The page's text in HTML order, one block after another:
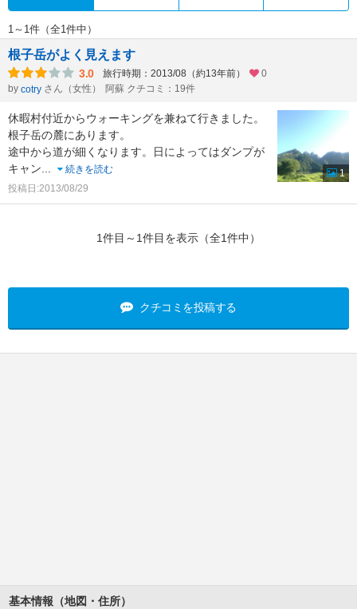
1～1件（全1件中）
根子岳がよく見えます
3.0 旅行時期：2013/08（約13年前）
0
by cotry さん（女性） 阿蘇 クチコミ：19件
休暇村付近からウォーキングを兼ねて行きました。
根子岳の麓にあります。
途中から道が細くなります。日によってはダンプが
キャン...
続きを読む
投稿日:2013/08/29
1
1件目～1件目を表示（全1件中）
クチコミを投稿する
基本情報（地図・住所）